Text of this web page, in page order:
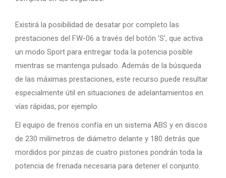
Existirá la posibilidad de desatar por completo las
prestaciones del FW-06 a través del botón ’S’, que activa
un modo Sport para entregar toda la potencia posible
mientras se mantenga pulsado. Además de la búsqueda
de las máximas prestaciones, este recurso puede resultar
especialmente útil en situaciones de adelantamientos en
vías rápidas, por ejemplo.
El equipo de frenos confía en un sistema ABS y en discos
de 230 milímetros de diámetro delante y 180 detrás que
mordidos por pinzas de cuatro pistones pondrán toda la
potencia de frenada necesaria para detener el conjunto.